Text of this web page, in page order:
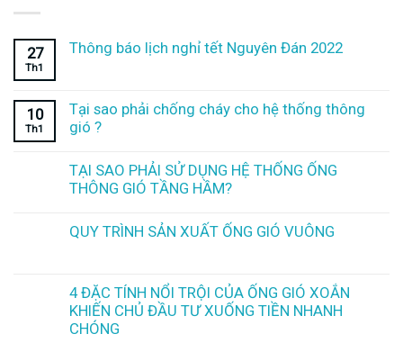
27
Th1
Thông báo lịch nghỉ tết Nguyên Đán 2022
10
Th1
Tại sao phải chống cháy cho hệ thống thông
gió ?
TẠI SAO PHẢI SỬ DỤNG HỆ THỐNG ỐNG
THÔNG GIÓ TẦNG HẦM?
QUY TRÌNH SẢN XUẤT ỐNG GIÓ VUÔNG
4 ĐẶC TÍNH NỔI TRỘI CỦA ỐNG GIÓ XOẮN
KHIẾN CHỦ ĐẦU TƯ XUỐNG TIỀN NHANH
CHÓNG